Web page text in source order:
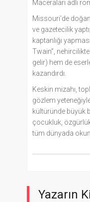
Maceraları adlı
Missouri’de
ve gazetecilik
kaptanlığı
Twain”,
gelir) hem de
kazandırdı.
Keskin mizahı,
gözlem
kültüründe büyük
çocukluk,
tüm dünyada
Yazarın